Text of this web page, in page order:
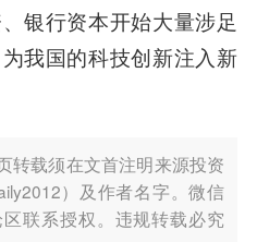
银行资本开始大量涉足
我国的科技创新注入新
转载须在文首注明来源投资
）及作者名字。微信
联系授权。违规转载必究